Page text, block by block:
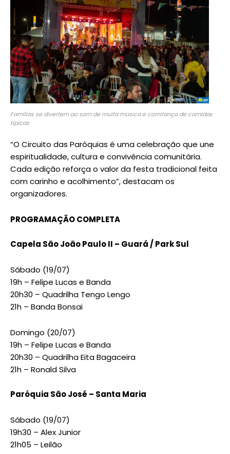
Famílias se divertem ao som de muita música e comilança de comidas
típicas
“O Circuito das Paróquias é uma celebração que une
espiritualidade, cultura e convivência comunitária.
Cada edição reforça o valor da festa tradicional feita
com carinho e acolhimento”, destacam os
organizadores.
PROGRAMAÇÃO COMPLETA
Capela São João Paulo II – Guará / Park Sul
Sábado (19/07)
19h – Felipe Lucas e Banda
20h30 – Quadrilha Tengo Lengo
21h – Banda Bonsai
Domingo (20/07)
19h – Felipe Lucas e Banda
20h30 – Quadrilha Eita Bagaceira
21h – Ronald Silva
Paróquia São José – Santa Maria
Sábado (19/07)
19h30 – Alex Junior
21h05 – Leilão